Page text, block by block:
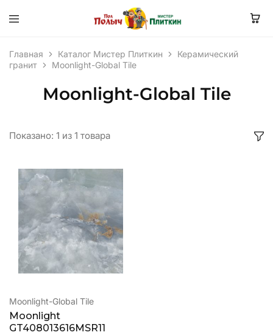
Главная Каталог Мистер Плиткин
Керамический
гранит
Moonlight-Global Tile
Moonlight-Global Tile
Показано: 1 из 1 товара
Moonlight-Global Tile
Moonlight
GT408013616MSR11